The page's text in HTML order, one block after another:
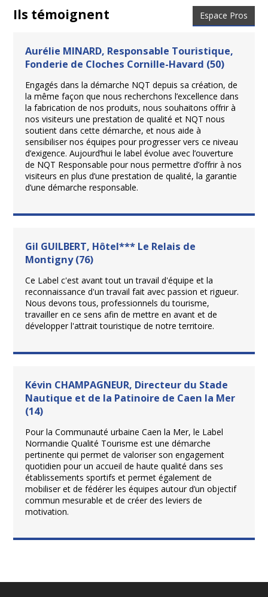
Ils témoignent Espace Pros
Aurélie MINARD, Responsable Touristique,
Fonderie de Cloches Cornille-Havard (50)
Engagés dans la démarche NQT depuis sa création, de
la même façon que nous recherchons l’excellence dans
la fabrication de nos produits, nous souhaitons offrir à
nos visiteurs une prestation de qualité et NQT nous
soutient dans cette démarche, et nous aide à
sensibiliser nos équipes pour progresser vers ce niveau
d’exigence. Aujourd’hui le label évolue avec l’ouverture
de NQT Responsable pour nous permettre d’offrir à nos
visiteurs en plus d’une prestation de qualité, la garantie
d’une démarche responsable.
Gil GUILBERT, Hôtel*** Le Relais de
Montigny (76)
Ce Label c'est avant tout un travail d'équipe et la
reconnaissance d'un travail fait avec passion et rigueur.
Nous devons tous, professionnels du tourisme,
travailler en ce sens afin de mettre en avant et de
développer l'attrait touristique de notre territoire.
Kévin CHAMPAGNEUR, Directeur du Stade
Nautique et de la Patinoire de Caen la Mer
(14)
Pour la Communauté urbaine Caen la Mer, le Label
Normandie Qualité Tourisme est une démarche
pertinente qui permet de valoriser son engagement
quotidien pour un accueil de haute qualité dans ses
établissements sportifs et permet également de
mobiliser et de fédérer les équipes autour d’un objectif
commun mesurable et de créer des leviers de
motivation.